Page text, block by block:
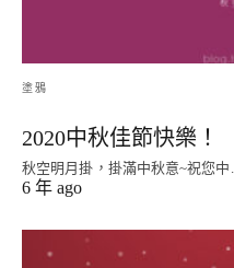
塗鴉
2020中秋佳節快樂！
秋空明月掛，掛滿中秋意~祝您中...
6 年 ago